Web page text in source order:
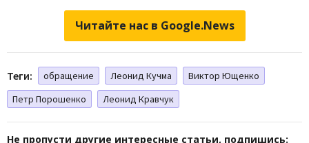
Читайте нас в Google.News
Теги: обращение Леонид Кучма
Виктор Ющенко
Петр Порошенко
Леонид Кравчук
Не пропусти другие интересные статьи, подпишись: